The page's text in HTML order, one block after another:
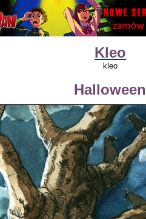
Kleo
kleo
Halloween